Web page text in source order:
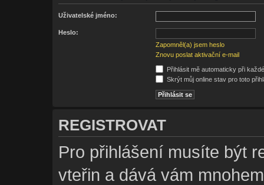
Uživatelské jméno:
Heslo:
Zapomněl(a) jsem heslo
Znovu poslat aktivační e-mail
Přihlásit mě automaticky při
Skrýt můj online stav pro toto
REGISTROVAT
Pro přihlášení musíte být
vteřin a dává vám